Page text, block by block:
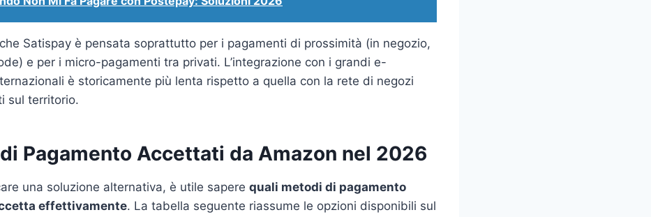
Satispay è pensata soprattutto per i pagamenti di prossimità (in negozio,
e per i micro-pagamenti tra privati. L’integrazione con i grandi e-
è storicamente più lenta rispetto a quella con la rete di negozi
sul territorio.
Pagamento Accettati da Amazon nel 2026
una soluzione alternativa, è utile sapere quali metodi di pagamento
effettivamente. La tabella seguente riassume le opzioni disponibili sul